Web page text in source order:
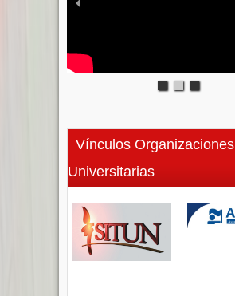
Vínculos Organizaciones
Universitarias